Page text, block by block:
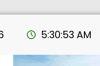
5:30:54 AM